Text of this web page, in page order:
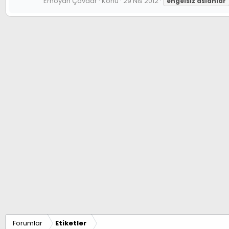
Forumlar Etiketler